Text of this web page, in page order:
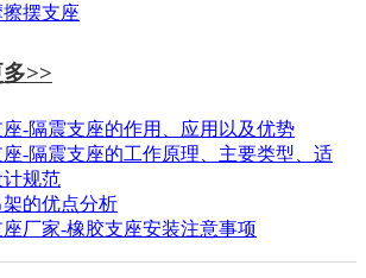
摆支座
>>
-隔震支座的作用、应用以及优势
-隔震支座的工作原理、主要类型‌、适
计规范‌
的优点分析
厂家-橡胶支座安装注意事项